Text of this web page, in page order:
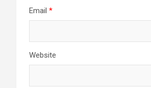
Email *
Website